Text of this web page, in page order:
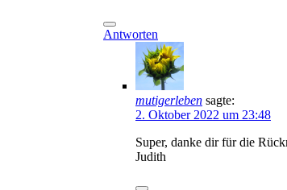
Antworten
mutigerleben sagte:
2. Oktober 2022 um 23:48
Super, danke dir für die
Judith